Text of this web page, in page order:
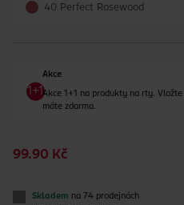
40 Perfect Rosewood
Akce
Akce 1+1 na produkty na rty.
máte zdarma.
99.90 Kč
Skladem na 74 prodejnách